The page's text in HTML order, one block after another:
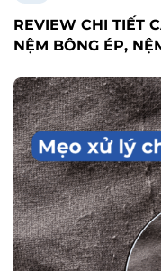
REVIEW CHI TIẾT
NỆM BÔNG ÉP,